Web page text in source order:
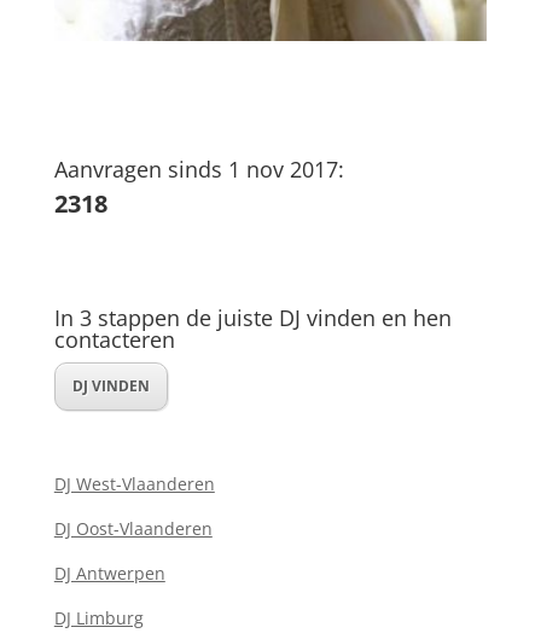
Aanvragen sinds 1 nov 2017:
2318
In 3 stappen de juiste DJ vinden en hen
contacteren
DJ VINDEN
DJ West-Vlaanderen
DJ Oost-Vlaanderen
DJ Antwerpen
DJ Limburg